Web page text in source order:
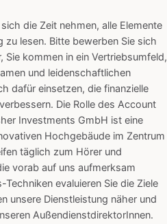
die Zeit nehmen, alle Elemente
lesen. Bitte bewerben Sie sich
Sie kommen in ein Vertriebsumfeld,
und leidenschaftlichen
dafür einsetzen, die finanzielle
Die Rolle des Account
Investments GmbH ist eine
Hochgebäude im Zentrum
täglich zum Hörer und
vorab auf uns aufmerksam
evaluieren Sie die Ziele
unsere Dienstleistung näher und
AußendienstdirektorInnen.